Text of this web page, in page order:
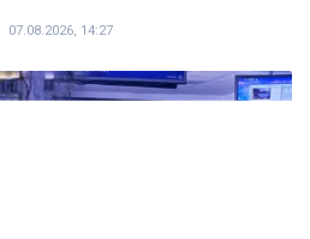
07.08.2026, 14:27